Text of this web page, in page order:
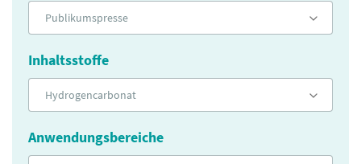
Publikumspresse
Inhaltsstoffe
Hydrogencarbonat
Anwendungsbereiche